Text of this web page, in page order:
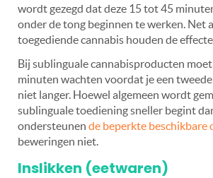
wordt gezegd dat deze 15 tot 45
onder de tong beginnen te werken. Net
toegediende cannabis houden de
Bij sublinguale cannabisproducten
minuten wachten voordat je een
niet langer. Hoewel algemeen wordt
sublinguale toediening sneller begint
ondersteunen de beperkte beschikbare
beweringen niet.
Inslikken (eetwaren)